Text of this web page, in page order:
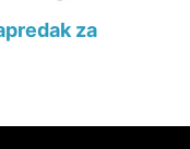
za